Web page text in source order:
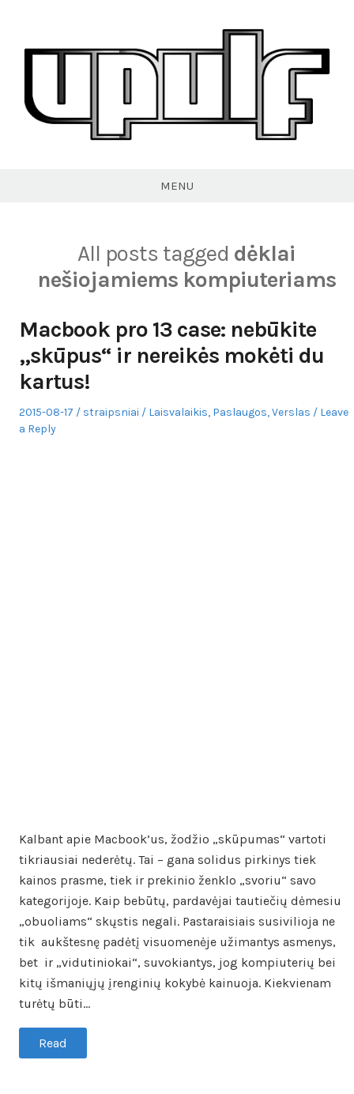
content
MENU
All posts tagged dėklai
nešiojamiems kompiuteriams
Macbook pro 13 case: nebūkite
„skūpus“ ir nereikės mokėti du
kartus!
Posted
on
2015-08-17 Author
straipsniai
Posted
Laisvalaikis, Paslaugos,Verslas
Leave
a Reply
Kalbant apie Macbook’us, žodžio „skūpumas“ vartoti
tikriausiai nederėtų. Tai – gana solidus pirkinys tiek
kainos prasme, tiek ir prekinio ženklo „svoriu“ savo
kategorijoje. Kaip bebūtų, pardavėjai tautiečių dėmesiu
„obuoliams“ skųstis negali. Pastaraisiais susivilioja ne
tik aukštesnę padėtį visuomenėje užimantys asmenys,
bet ir „vidutiniokai“, suvokiantys, jog kompiuterių bei
kitų išmaniųjų įrenginių kokybė kainuoja. Kiekvienam
turėtų būti…
Read